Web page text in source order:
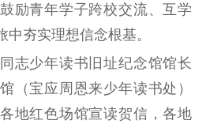
励青年学子跨校交流、互学
夯实理想信念根基。
少年读书旧址纪念馆馆长
（宝应周恩来少年读书处）
地红色场馆宣读贺信，各地